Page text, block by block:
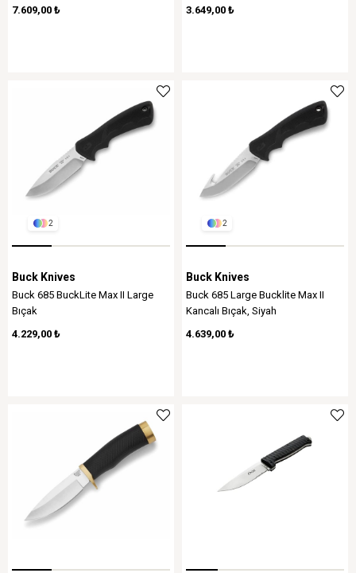
7.609,00 ₺
3.649,00 ₺
2
Buck Knives
Buck 685 BuckLite Max II Large
Bıçak
4.229,00 ₺
2
Buck Knives
Buck 685 Large Bucklite Max II
Kancalı Bıçak, Siyah
4.639,00 ₺